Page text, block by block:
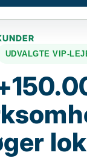
UDVALGTE VIP-